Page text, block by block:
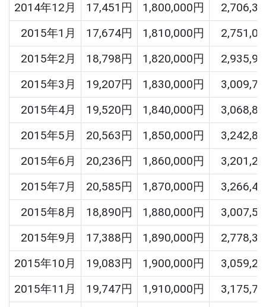
2014年12月
17,451円 1,800,000円
2015年1月
17,674円 1,810,000円
2015年2月
18,798円 1,820,000円
2015年3月
19,207円 1,830,000円
2015年4月
19,520円 1,840,000円
2015年5月
20,563円 1,850,000円
2015年6月
20,236円 1,860,000円
2015年7月
20,585円 1,870,000円
2015年8月
18,890円 1,880,000円
2015年9月
17,388円 1,890,000円
2015年10月
19,083円 1,900,000円
2015年11月
19,747円 1,910,000円